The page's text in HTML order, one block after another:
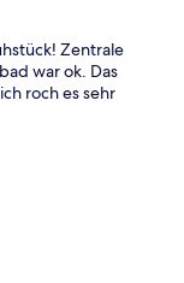
Zentrale
war ok. Das
roch es sehr